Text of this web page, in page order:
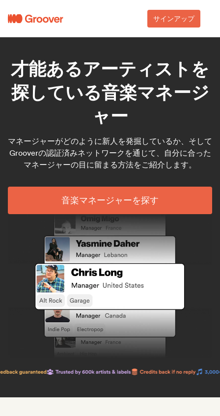
サインアップ
才能あるアーティストを
探している音楽マネージ
ャー
マネージャーがどのように新人を発掘しているか、そして
Grooverの認証済みネットワークを通じて、自分に合った
マネージャーの目に留まる方法をご紹介します。
音楽マネージャーを探す